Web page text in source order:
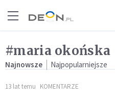
#maria okońska
Najnowsze Najpopularniejsze
13 lat temu KOMENTARZE